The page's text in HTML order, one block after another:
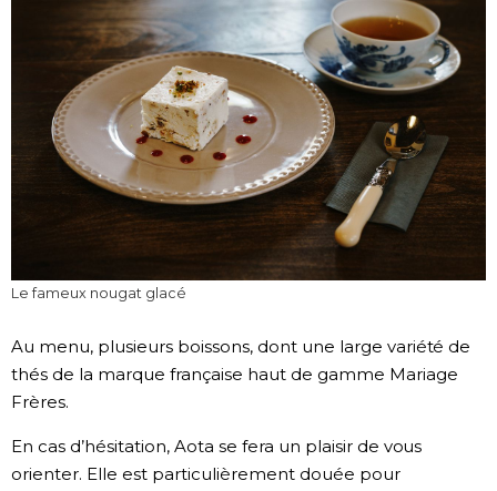
Le fameux nougat glacé
Au menu, plusieurs boissons, dont une large variété de
thés de la marque française haut de gamme Mariage
Frères.
En cas d’hésitation, Aota se fera un plaisir de vous
orienter. Elle est particulièrement douée pour